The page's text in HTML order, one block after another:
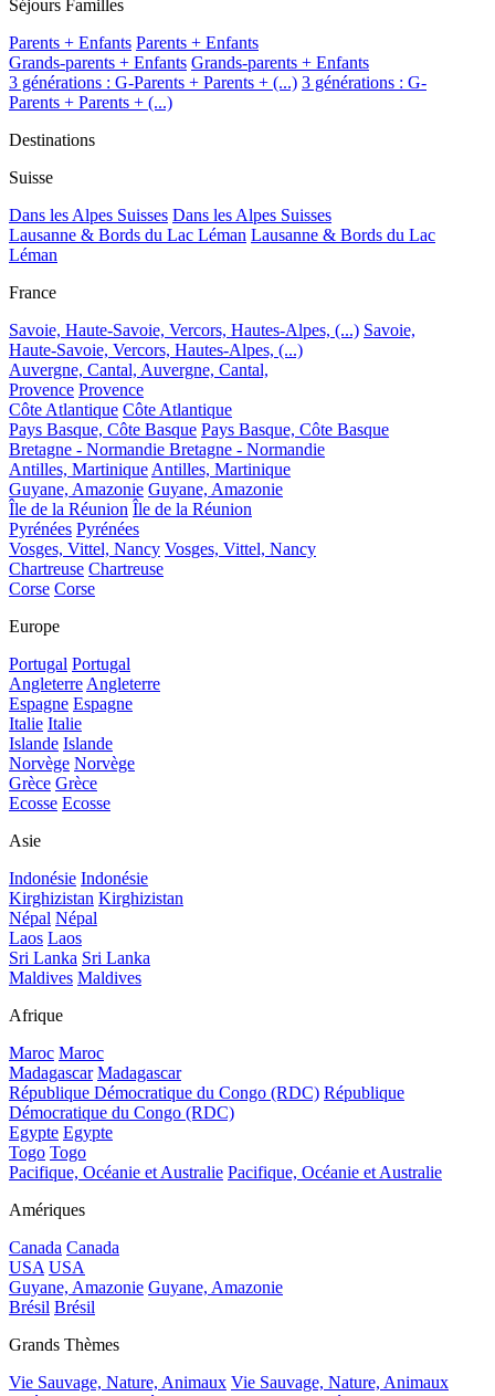
Séjours Familles
Parents + Enfants Parents + Enfants
Grands-parents + Enfants Grands-parents + Enfants
3 générations : G-Parents + Parents + (...) 3 générations : G-
Parents + Parents + (...)
Destinations
Suisse
Dans les Alpes Suisses Dans les Alpes Suisses
Lausanne & Bords du Lac Léman Lausanne & Bords du Lac
Léman
France
Savoie, Haute-Savoie, Vercors, Hautes-Alpes, (...) Savoie,
Haute-Savoie, Vercors, Hautes-Alpes, (...)
Auvergne, Cantal, Auvergne, Cantal,
Provence Provence
Côte Atlantique Côte Atlantique
Pays Basque, Côte Basque Pays Basque, Côte Basque
Bretagne - Normandie Bretagne - Normandie
Antilles, Martinique Antilles, Martinique
Guyane, Amazonie Guyane, Amazonie
Île de la Réunion Île de la Réunion
Pyrénées Pyrénées
Vosges, Vittel, Nancy Vosges, Vittel, Nancy
Chartreuse Chartreuse
Corse Corse
Europe
Portugal Portugal
Angleterre Angleterre
Espagne Espagne
Italie Italie
Islande Islande
Norvège Norvège
Grèce Grèce
Ecosse Ecosse
Asie
Indonésie Indonésie
Kirghizistan Kirghizistan
Népal Népal
Laos Laos
Sri Lanka Sri Lanka
Maldives Maldives
Afrique
Maroc Maroc
Madagascar Madagascar
République Démocratique du Congo (RDC) République
Démocratique du Congo (RDC)
Egypte Egypte
Togo Togo
Pacifique, Océanie et Australie Pacifique, Océanie et Australie
Amériques
Canada Canada
USA USA
Guyane, Amazonie Guyane, Amazonie
Brésil Brésil
Grands Thèmes
Vie Sauvage, Nature, Animaux Vie Sauvage, Nature, Animaux